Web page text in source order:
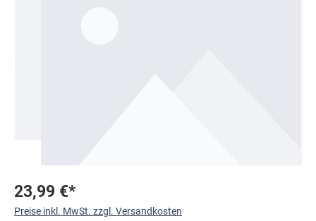
23,99 €*
Preise inkl. MwSt. zzgl. Versandkosten